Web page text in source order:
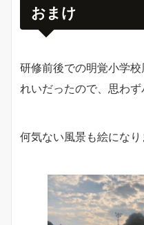
おまけ
研修前後での明覚小学
れいだったので、思わず
何気ない風景も絵になり